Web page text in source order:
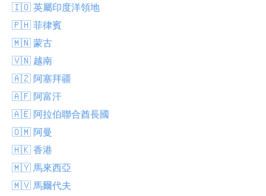
🇮🇴 英屬印度洋領地
🇵🇭 菲律賓
🇲🇳 蒙古
🇻🇳 越南
🇦🇿 阿塞拜疆
🇦🇫 阿富汗
🇦🇪 阿拉伯聯合酋長國
🇴🇲 阿曼
🇭🇰 香港
🇲🇾 馬來西亞
🇲🇻 馬爾代夫